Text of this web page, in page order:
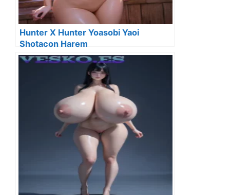
Hunter X Hunter Yoasobi Yaoi
Shotacon Harem